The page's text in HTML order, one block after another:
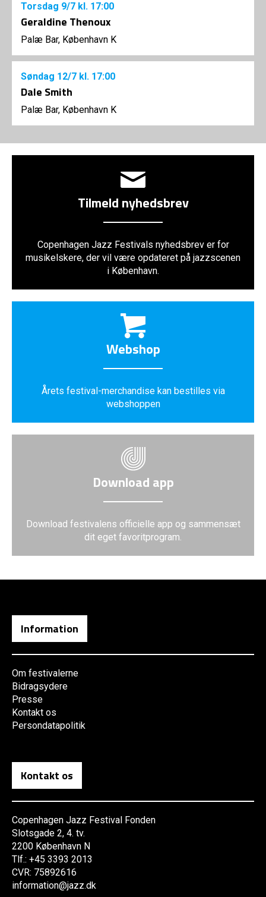
Torsdag 9/7 kl. 17:00
Geraldine Thenoux
Palæ Bar, København K
Søndag 12/7 kl. 17:00
Dale Smith
Palæ Bar, København K
Tilmeld nyhedsbrev
Copenhagen Jazz Festivals nyhedsbrev er for
musikelskere, der vil være opdateret på jazzscenen
i København.
Webshop
Årets festival-merchandise kan bestilles via
webshoppen
Download app
Download festivalens officielle app og sammensæt
dit eget favoritprogram.
Information
Om festivalerne
Bidragsydere
Presse
Kontakt os
Persondatapolitik
Kontakt os
Copenhagen Jazz Festival Fonden
Slotsgade 2, 4. tv.
2200 København N
Tlf.: +45 3393 2013
CVR: 75892616
information@jazz.dk